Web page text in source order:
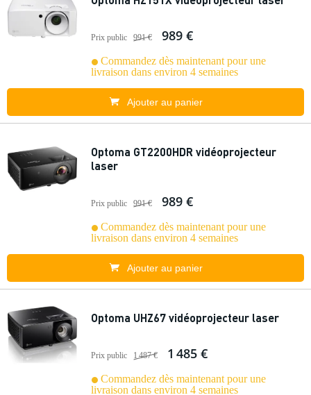
Prix public 991 € 989 €
Commandez dès maintenant pour une
livraison dans environ 4 semaines
Ajouter au panier
Optoma GT2200HDR vidéoprojecteur
laser
Prix public 991 € 989 €
Commandez dès maintenant pour une
livraison dans environ 4 semaines
Ajouter au panier
Optoma UHZ67 vidéoprojecteur laser
Prix public 1 487 € 1 485 €
Commandez dès maintenant pour une
livraison dans environ 4 semaines